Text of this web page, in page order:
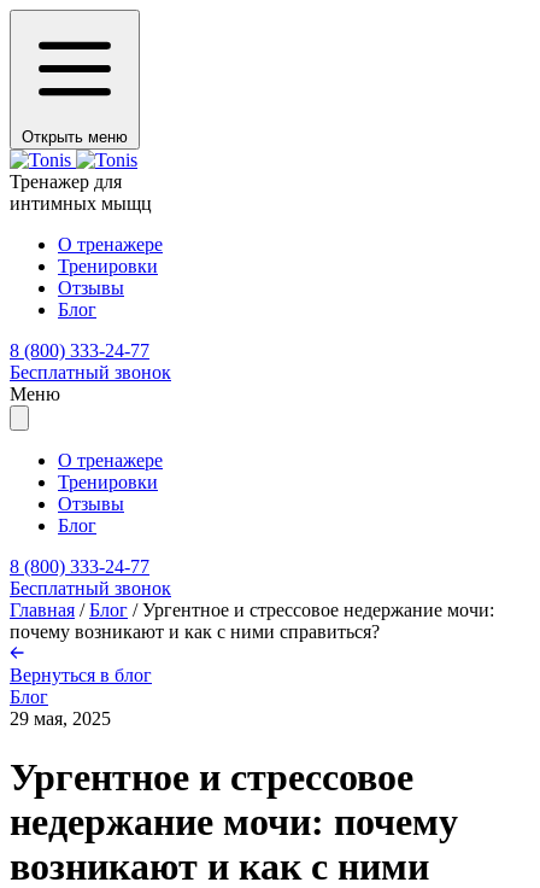
Открыть меню
Тренажер для
интимных мыщц
О тренажере
Тренировки
Отзывы
Блог
8 (800) 333-24-77
Бесплатный звонок
Меню
О тренажере
Тренировки
Отзывы
Блог
8 (800) 333-24-77
Бесплатный звонок
Главная /Блог /Ургентное и стрессовое недержание мочи:
почему возникают и как с ними справиться?
Вернуться в блог
Блог
29 мая, 2025
Ургентное и стрессовое
недержание мочи: почему
возникают и как с ними